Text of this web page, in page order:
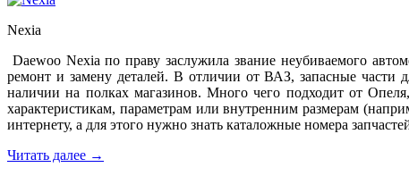
Nexia
Daewoo Nexia по праву заслужила звание неубиваемого
ремонт и замену деталей. В отличии от ВАЗ, запасные части
наличии на полках магазинов. Много чего подходит от
характеристикам, параметрам или внутренним размерам
интернету, а для этого нужно знать каталожные номера
Читать далее →